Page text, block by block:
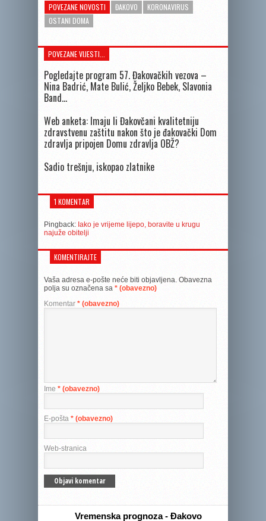
POVEZANE NOVOSTI ĐAKOVO
KORONAVIRUS
OSTANI DOMA
POVEZANE VIJESTI...
Pogledajte program 57. Đakovačkih vezova –
Nina Badrić, Mate Bulić, Željko Bebek, Slavonia
Band…
Web anketa: Imaju li Đakovčani kvalitetniju
zdravstvenu zaštitu nakon što je đakovački Dom
zdravlja pripojen Domu zdravlja OBŽ?
Sadio trešnju, iskopao zlatnike
1 KOMENTAR
Pingback: Iako je vrijeme lijepo, boravite u krugu
najuže obitelji
KOMENTIRAJTE
Vaša adresa e-pošte neće biti objavljena. Obavezna
polja su označena sa * (obavezno)
Komentar * (obavezno)
Ime * (obavezno)
E-pošta * (obavezno)
Web-stranica
Vremenska prognoza - Đakovo